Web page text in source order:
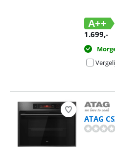
A++
1.699,-
ATAG